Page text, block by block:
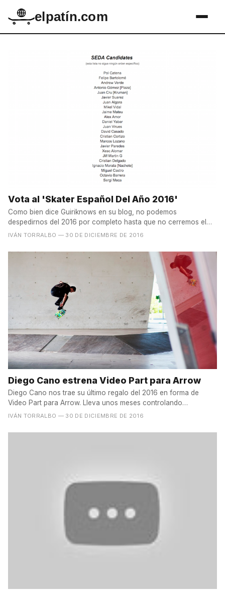
elpatín.com
Vota al 'Skater Español Del Año 2016'
Como bien dice Guiriknows en su blog, no podemos
despedirnos del 2016 por completo hasta que no cerremos el
tema de...
IVÁN TORRALBO — 30 DE DICIEMBRE DE 2016
Diego Cano estrena Video Part para Arrow
Diego Cano nos trae su último regalo del 2016 en forma de
Video Part para Arrow. Lleva unos meses controlando
los spots...
IVÁN TORRALBO — 30 DE DICIEMBRE DE 2016